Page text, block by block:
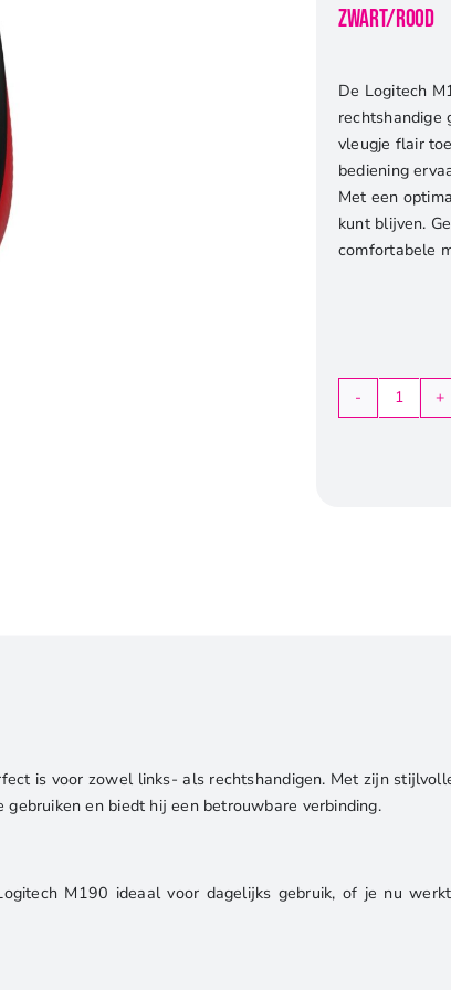
Zwart/Rood
De Logitech
rechtshandige
vleugje flair
bediening
Met een
kunt blijven.
comfortabele
Logitech
|
is voor zowel links- als rechtshandigen. Met zijn
en biedt hij een betrouwbare verbinding.
M190 ideaal voor dagelijks gebruik, of je nu